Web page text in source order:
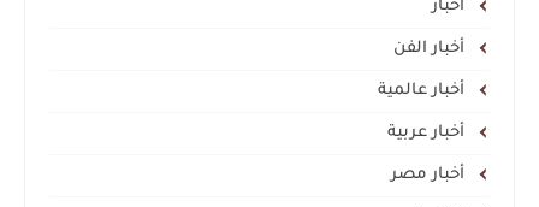
أخبار
أخبار الفن
أخبار عالمية
أخبار عربية
أخبار مصر